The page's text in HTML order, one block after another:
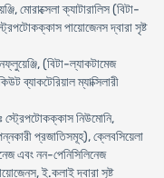
মোরাক্সেলা ক্যাটারালিস (বিটা-
পায়োজেনস দ্বারা সৃষ্ট
(বিটা-ল্যাকটামেজ
ব্যাকটেরিয়াল ম্যাক্সিলারী
স্ট্রেপটোকক্কাস নিউমোনি,
প্রজাতিসমূহ), ক্লেবসিয়েলা
এবং নন-পেনিসিলিনেজ
ই.কলাই দ্বারা সৃষ্ট